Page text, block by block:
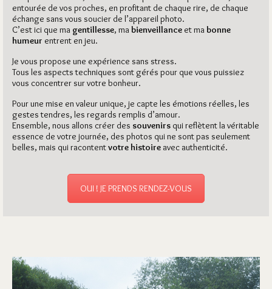
entourée de vos proches, en profitant de chaque rire, de chaque
échange sans vous soucier de l’appareil photo.
C’est ici que ma gentillesse, ma bienveillance et ma bonne
humeur entrent en jeu.
Je vous propose une expérience sans stress.
Tous les aspects techniques sont gérés pour que vous puissiez
vous concentrer sur votre bonheur.
Pour une mise en valeur unique, je capte les émotions réelles, les
gestes tendres, les regards remplis d’amour.
Ensemble, nous allons créer des souvenirs qui reflètent la véritable
essence de votre journée, des photos qui ne sont pas seulement
belles, mais qui racontentvotre histoire avec authenticité.
OUI ! JE PRENDS RENDEZ-VOUS